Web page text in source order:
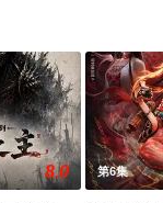
8.0 第6集